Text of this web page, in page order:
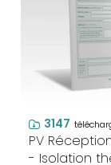
3147
PV
- Isolation